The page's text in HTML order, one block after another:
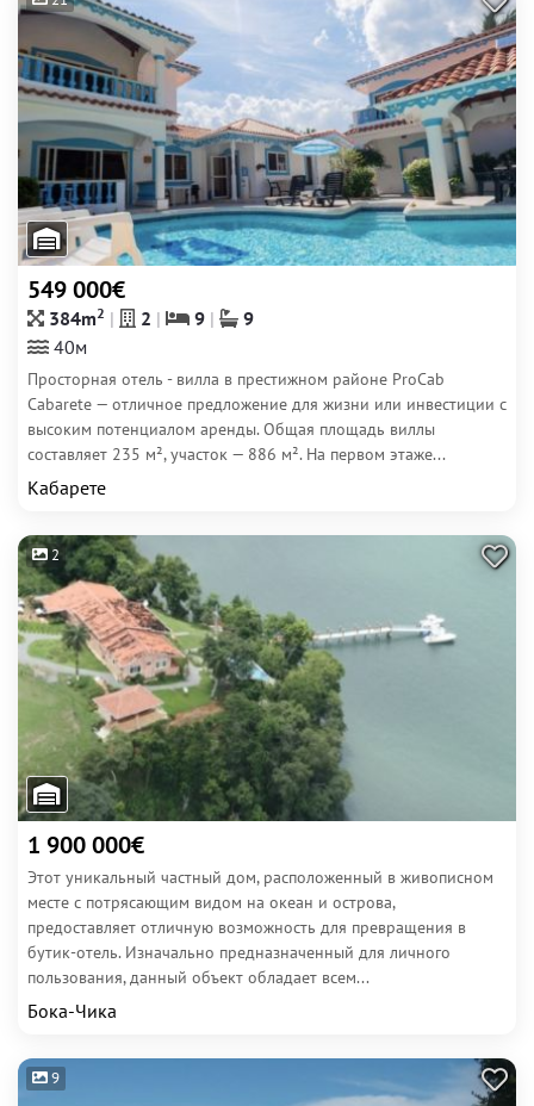
549 000€
384m2 2 9
9
40м
Просторная отель - вилла в престижном районе ProCab
Cabarete — отличное предложение для жизни или инвестиции с
высоким потенциалом аренды. Общая площадь виллы
составляет 235 м², участок — 886 м². На первом этаже...
Кабарете
2
1 900 000€
Этот уникальный частный дом, расположенный в живописном
месте с потрясающим видом на океан и острова,
предоставляет отличную возможность для превращения в
бутик-отель. Изначально предназначенный для личного
пользования, данный объект обладает всем...
Бока-Чика
9